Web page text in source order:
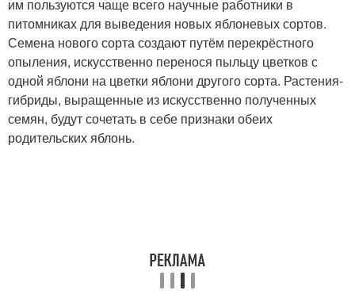
им пользуются чаще всего научные работники в
питомниках для выведения новых яблоневых сортов.
Семена нового сорта создают путём перекрёстного
опыления, искусственно перенося пыльцу цветков с
одной яблони на цветки яблони другого сорта. Растения-
гибриды, выращенные из искусственно полученных
семян, будут сочетать в себе признаки обеих
родительских яблонь.